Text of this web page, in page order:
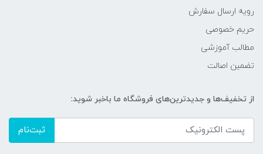
رویه ارسال سفارش
حریم خصوصی
مطالب آموزشی
تضمین اصالت
از تخفیف‌ها و جدیدترین‌های فروشگاه ما باخبر شوید:
ثبت‌نام